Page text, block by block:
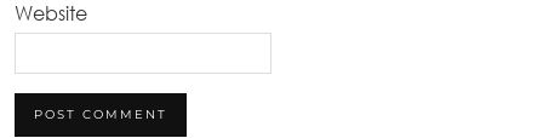
Website